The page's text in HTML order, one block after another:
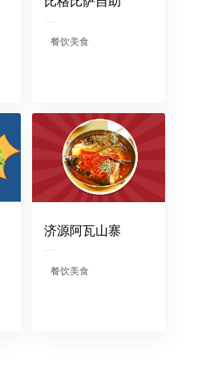
餐饮美食
济源阿瓦山寨
餐饮美食